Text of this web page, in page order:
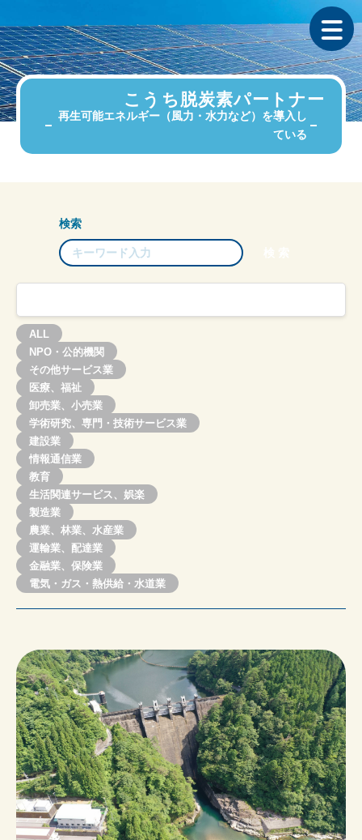
こうち脱炭素パートナー
再生可能エネルギー（風力・水力など）を導入し
ている
検索
ALL
NPO・公的機関
その他サービス業
医療、福祉
卸売業、小売業
学術研究、専門・技術サービス業
建設業
情報通信業
教育
生活関連サービス、娯楽
製造業
農業、林業、水産業
運輸業、配達業
金融業、保険業
電気・ガス・熱供給・水道業